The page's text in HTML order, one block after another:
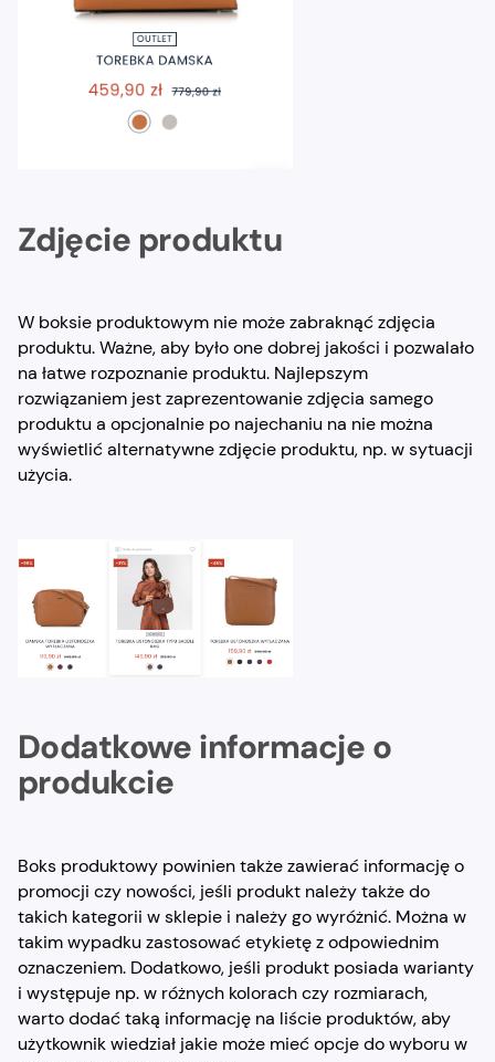
Zdjęcie produktu
W boksie produktowym nie może zabraknąć zdjęcia
produktu. Ważne, aby było one dobrej jakości i pozwalało
na łatwe rozpoznanie produktu. Najlepszym
rozwiązaniem jest zaprezentowanie zdjęcia samego
produktu a opcjonalnie po najechaniu na nie można
wyświetlić alternatywne zdjęcie produktu, np. w sytuacji
użycia.
Dodatkowe informacje o
produkcie
Boks produktowy powinien także zawierać informację o
promocji czy nowości, jeśli produkt należy także do
takich kategorii w sklepie i należy go wyróżnić. Można w
takim wypadku zastosować etykietę z odpowiednim
oznaczeniem. Dodatkowo, jeśli produkt posiada warianty
i występuje np. w różnych kolorach czy rozmiarach,
warto dodać taką informację na liście produktów, aby
użytkownik wiedział jakie może mieć opcje do wyboru w